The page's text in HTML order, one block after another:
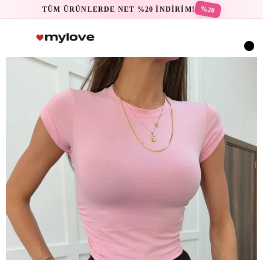
TÜM ÜRÜNLERDE NET %20 İNDİRİM! %20